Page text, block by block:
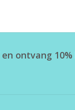
ontvang